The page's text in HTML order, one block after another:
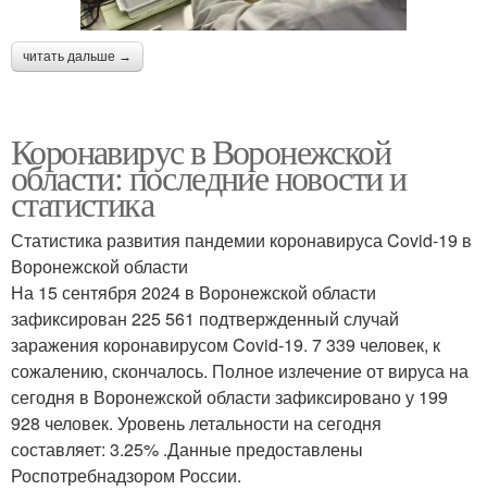
читать дальше →
Коронавирус в Воронежской
области: последние новости и
статистика
Статистика развития пандемии коронавируса Covid-19 в
Воронежской области
На 15 сентября 2024 в Воронежской области
зафиксирован 225 561 подтвержденный случай
заражения коронавирусом Covid-19. 7 339 человек, к
сожалению, скончалось. Полное излечение от вируса на
сегодня в Воронежской области зафиксировано у 199
928 человек. Уровень летальности на сегодня
составляет: 3.25% .Данные предоставлены
Роспотребнадзором России.